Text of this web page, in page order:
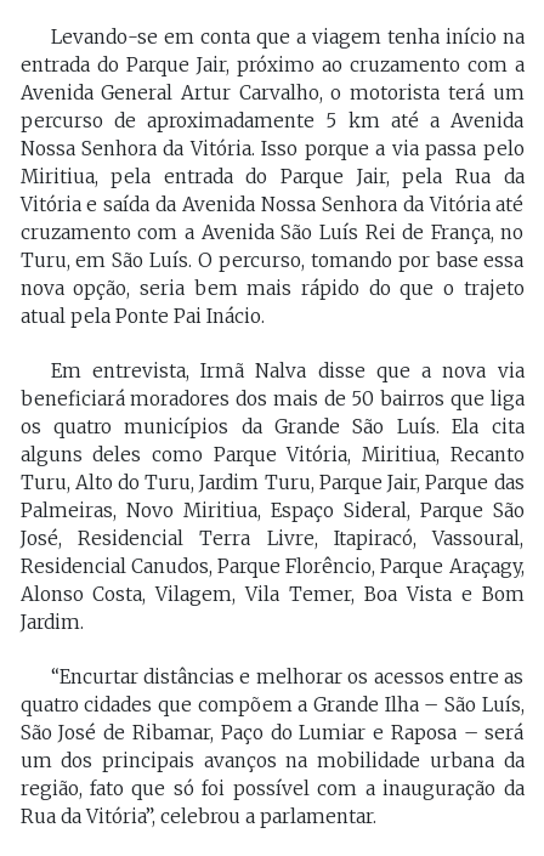
Levando-se em conta que a viagem tenha início na
entrada do Parque Jair, próximo ao cruzamento com a
Avenida General Artur Carvalho, o motorista terá um
percurso de aproximadamente 5 km até a Avenida
Nossa Senhora da Vitória. Isso porque a via passa pelo
Miritiua, pela entrada do Parque Jair, pela Rua da
Vitória e saída da Avenida Nossa Senhora da Vitória até
cruzamento com a Avenida São Luís Rei de França, no
Turu, em São Luís. O percurso, tomando por base essa
nova opção, seria bem mais rápido do que o trajeto
atual pela Ponte Pai Inácio.
Em entrevista, Irmã Nalva disse que a nova via
beneficiará moradores dos mais de 50 bairros que liga
os quatro municípios da Grande São Luís. Ela cita
alguns deles como Parque Vitória, Miritiua, Recanto
Turu, Alto do Turu, Jardim Turu, Parque Jair, Parque das
Palmeiras, Novo Miritiua, Espaço Sideral, Parque São
José, Residencial Terra Livre, Itapiracó, Vassoural,
Residencial Canudos, Parque Florêncio, Parque Araçagy,
Alonso Costa, Vilagem, Vila Temer, Boa Vista e Bom
Jardim.
“Encurtar distâncias e melhorar os acessos entre as
quatro cidades que compõem a Grande Ilha – São Luís,
São José de Ribamar, Paço do Lumiar e Raposa – será
um dos principais avanços na mobilidade urbana da
região, fato que só foi possível com a inauguração da
Rua da Vitória”, celebrou a parlamentar.